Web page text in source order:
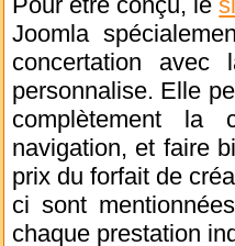
Joomla
concertation
personnalise. Elle
complètement la
navigation, et faire
prix du forfait de
ci sont
chaque prestation